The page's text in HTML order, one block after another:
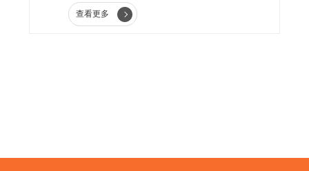
多企业关注的话题。那么，智能机器人客服系
统能实现哪些功能呢?
查看更多